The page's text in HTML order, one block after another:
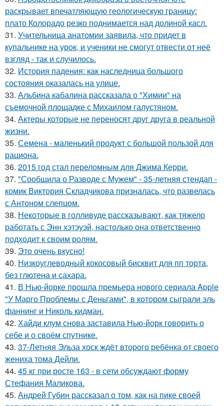
раскрывает впечатляющую геологическую границу:
плато Колорадо резко поднимается над долиной касл.
31. Учительница анатомии заявила, что придет в
купальнике на урок, и ученики не смогут отвести от неё
взгляд - так и случилось.
32. История падения: как наследница большого
состояния оказалась на улице.
33. Альбина кабалина рассказала о "Химии" на
съемочной площадке с Михаилом галустяном.
34. Актеры которые не переносят друг друга в реальной
жизни.
35. Семена - маленький продукт с большой пользой для
рациона.
36. 2015 год стал переломным для Джима Керри.
37. "Сообщила о Разводе с Мужем" - 35-летняя стендап -
комик Виктория Складчикова призналась, что развелась
с Антоном слепцом.
38. Некоторые в голливуде рассказывают, как тяжело
работать с Энн хэтэуэй, настолько она ответственно
подходит к своим ролям.
39. Это очень вкусно!
40. Низкоуглеводный кокосовый бисквит для пп торта,
без глютена и сахара.
41. В Нью-йорке прошла премьера нового сериала Apple
"У Марго Проблемы с Деньгами", в котором сыграли эль
фаннинг и Николь кидман.
42. Хайди клум снова заставила Нью-йорк говорить о
себе и о своём спутнике.
43. 37-Летняя Эльза хоск ждёт второго ребёнка от своего
жениха тома Дейли.
44. 45 кг при росте 163 - в сети обсуждают форму
Стефания Маликова.
45. Андрей Губин рассказал о том, как на пике своей